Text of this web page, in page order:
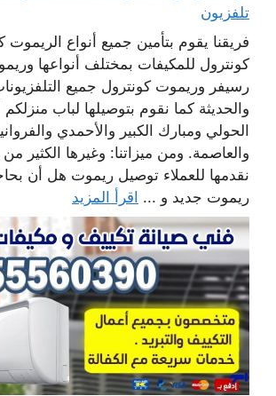
تلفزيون
فريقنا يقوم بتأمين جميع أنواع
كونترول للمكيفات بمختلف أنواعها
رسيفر وريموت كونترول جميع
والحديثة كما نقوم بتوصيلها لباب
الحولي ومبارك الكبير والأحمدي
والعاصمة. ومن ميزاتنا: وغيرها الكثير
نقدمها للعملاء توصيل ريموت هل أن
ريموت جديد و ... اقرأ المزيد